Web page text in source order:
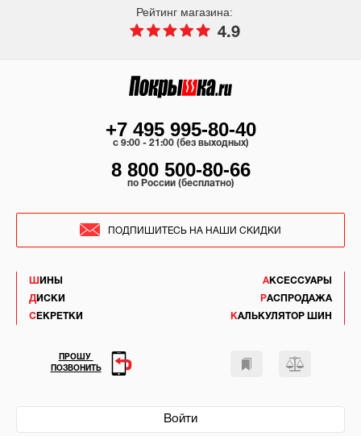
Рейтинг магазина:
4.9
ШИНЫ
ДИСКИ
СЕКРЕТКИ
АКСЕССУАРЫ
РАСПРОДАЖА
КАЛЬКУЛЯТОР ШИН
Войти
+7 495 995-80-40
c 9:00 - 21:00 (без выходных)
8 800 500-80-66
по России (бесплатно)
ПОДПИШИТЕСЬ НА НАШИ СКИДКИ
ПРОШУ
ПОЗВОНИТЬ